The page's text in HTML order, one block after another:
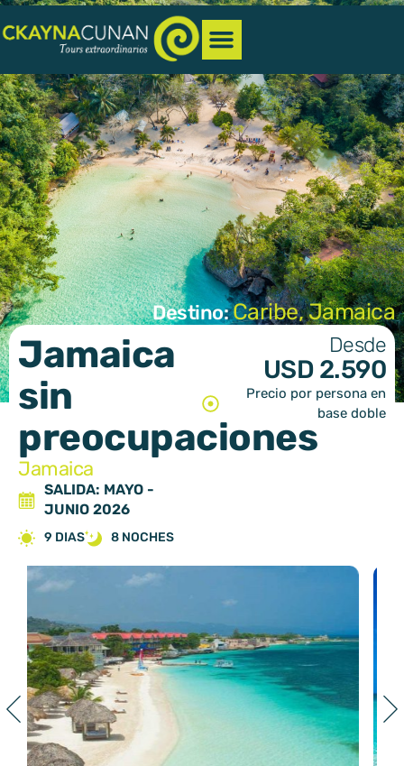
Destino:Caribe,Jamaica
Jamaica
sin
preocupaciones
Jamaica
SALIDA: MAYO -
JUNIO 2026
9 DIAS 8 NOCHES
Desde
USD 2.590
Precio por persona en
base doble